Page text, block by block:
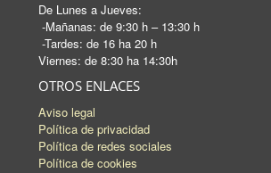
De Lunes a Jueves:
-Mañanas: de 9:30 h – 13:30 h
-Tardes: de 16 ha 20 h
Viernes: de 8:30 ha 14:30h
OTROS ENLACES
Aviso legal
Política de privacidad
Política de redes sociales
Política de cookies